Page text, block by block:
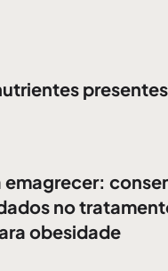
emagrecer:
no
obesidade